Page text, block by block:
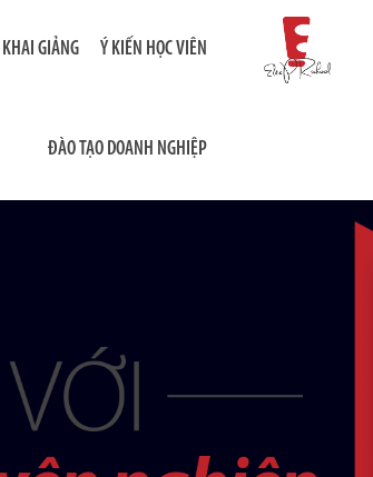
GIẢNG Ý KIẾN HỌC VIÊN
ĐÀO TẠO DOANH NGHIỆP